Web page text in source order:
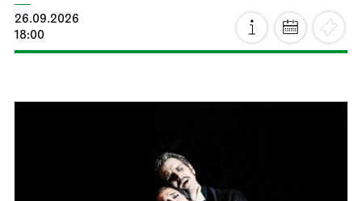
26.09.2026
18:00